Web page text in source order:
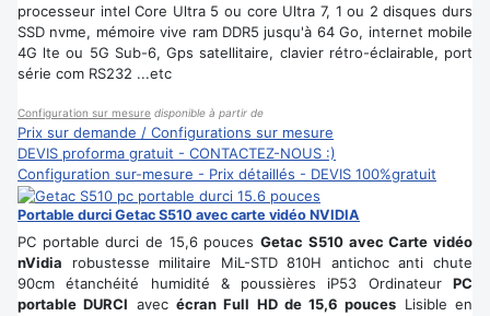
processeur intel Core Ultra 5 ou core Ultra 7, 1 ou 2 disques durs
SSD nvme, mémoire vive ram DDR5 jusqu'à 64 Go, internet mobile
4G lte ou 5G Sub-6, Gps satellitaire, clavier rétro-éclairable, port
série com RS232 ...etc
Configuration sur mesure disponible à partir de
Prix sur demande / Configurations sur mesure
DEVIS proforma gratuit - CONTACTEZ-NOUS :)
Configuration sur-mesure - Prix détaillés - DEVIS 100%gratuit
Portable durci Getac S510 avec carte vidéo NVIDIA
PC portable durci de 15,6 poucesGetac S510 avec Carte vidéo
nVidia robustesse militaire MiL-STD 810H antichoc anti chute
90cm étanchéité humidité & poussières iP53 Ordinateur PC
portable DURCI avec écran Full HD de 15,6 pouces Lisible en